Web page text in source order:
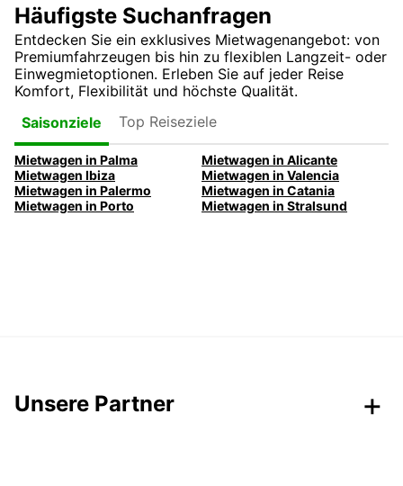
Häufigste Suchanfragen
Entdecken Sie ein exklusives Mietwagenangebot: von
Premiumfahrzeugen bis hin zu flexiblen Langzeit- oder
Einwegmietoptionen. Erleben Sie auf jeder Reise
Komfort, Flexibilität und höchste Qualität.
Saisonziele
Top Reiseziele
Mietwagen in Palma
Mietwagen in Alicante
Mietwagen Ibiza
Mietwagen in Valencia
Mietwagen in Palermo
Mietwagen in Catania
Mietwagen in Porto
Mietwagen in Stralsund
Unsere Partner